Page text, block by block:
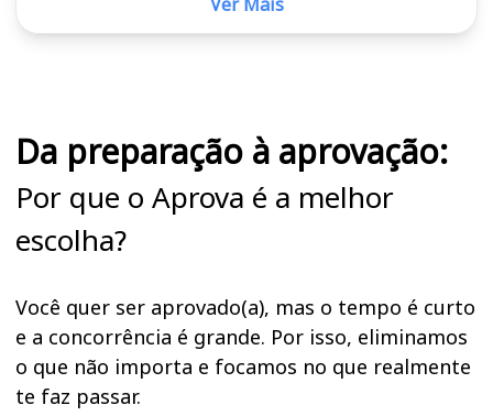
Da preparação à aprovação:
Por que o Aprova é a melhor
escolha?
Você quer ser aprovado(a), mas o tempo é curto
e a concorrência é grande. Por isso, eliminamos
o que não importa e focamos no que realmente
te faz passar.